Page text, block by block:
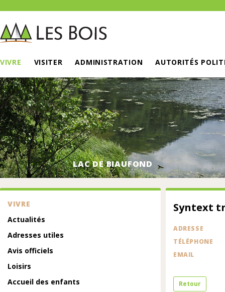
VIVRE VISITER ADMINISTRATION AUTORITÉS
LAC DE BIAUFOND
VIVRE
Actualités
Adresses utiles
Avis officiels
Loisirs
Accueil des enfants
Syntext
ADRESSE
TÉLÉPHONE
EMAIL
Retour